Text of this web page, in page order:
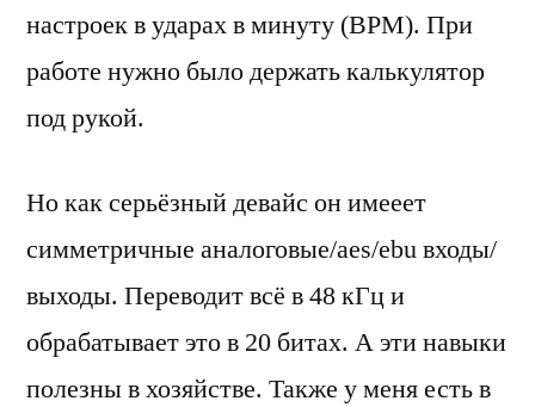
настроек в ударах в минуту (BPM). При
работе нужно было держать калькулятор
под рукой.
Но как серьёзный девайс он имееет
симметричные аналоговые/aes/ebu входы/
выходы. Переводит всё в 48 кГц и
обрабатывает это в 20 битах. А эти навыки
полезны в хозяйстве. Также у меня есть в